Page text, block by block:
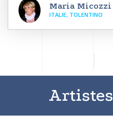
Maria Micozzi
ITALIE, TOLENTINO
Artistes